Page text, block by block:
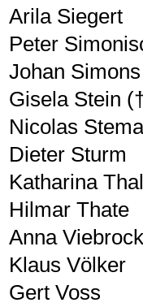
Arila Siegert
Peter
Johan Simons
Gisela Stein
Nicolas
Dieter Sturm
Katharina
Hilmar Thate
Anna Viebrock
Klaus Völker
Gert Voss